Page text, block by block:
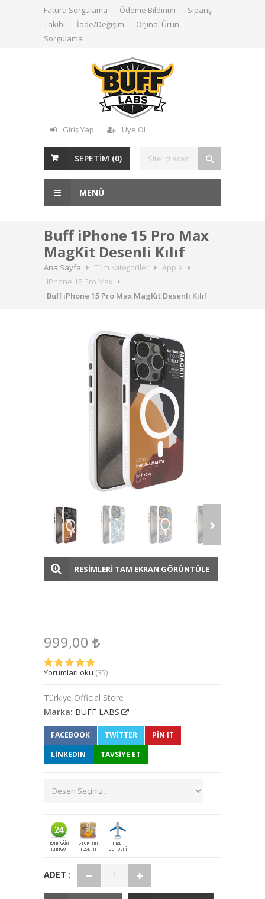
Fatura Sorgulama Ödeme Bildirimi
Sipariş
Takibi
İade/Değişim
Orjinal Ürün
Sorgulama
Giriş Yap Üye OL
SEPETİM (0)
MENÜ
Buff iPhone 15 Pro Max
MagKit Desenli Kılıf
Ana Sayfa Tüm Kategoriler
Apple
iPhone 15 Pro Max
Buff iPhone 15 Pro Max MagKit Desenli Kılıf
RESİMLERİ TAM EKRAN GÖRÜNTÜLE
999,00
Yorumları oku (35)
Türkiye Official Store
Marka: BUFF LABS
FACEBOOK TWITTER
PIN IT
LINKEDIN
TAVSİYE ET
ADET :